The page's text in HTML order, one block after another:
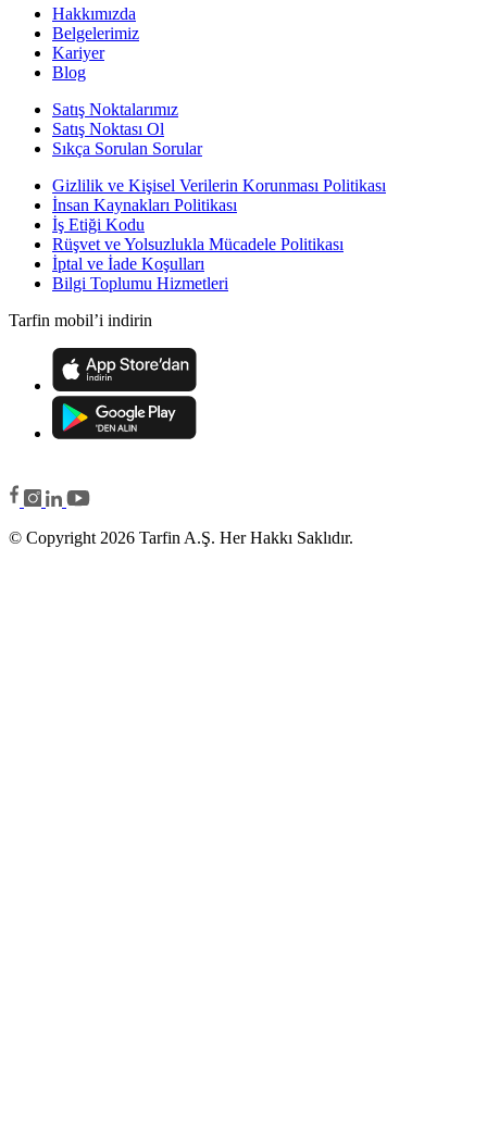
Hakkımızda
Belgelerimiz
Kariyer
Blog
Satış Noktalarımız
Satış Noktası Ol
Sıkça Sorulan Sorular
Gizlilik ve Kişisel Verilerin Korunması Politikası
İnsan Kaynakları Politikası
İş Etiği Kodu
Rüşvet ve Yolsuzlukla Mücadele Politikası
İptal ve İade Koşulları
Bilgi Toplumu Hizmetleri
Tarfin mobil’i indirin
© Copyright 2026 Tarfin A.Ş. Her Hakkı Saklıdır.